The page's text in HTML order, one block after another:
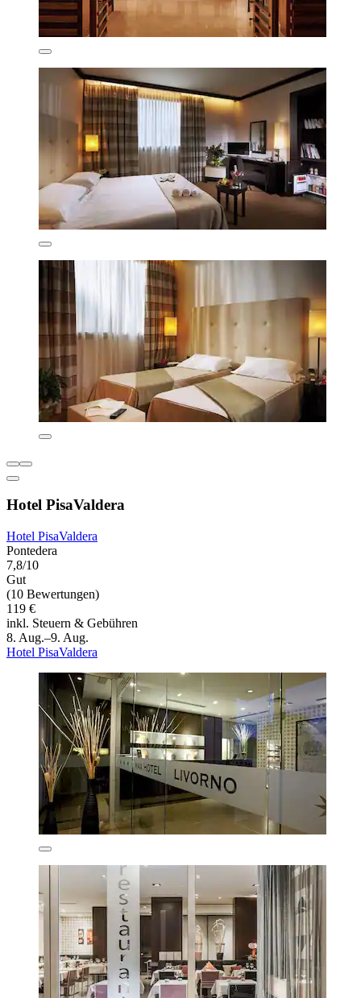
Hotel PisaValdera
Hotel PisaValdera
Pontedera
7,8/10
Gut
(10 Bewertungen)
119 €
inkl. Steuern & Gebühren
8. Aug.–9. Aug.
Hotel PisaValdera